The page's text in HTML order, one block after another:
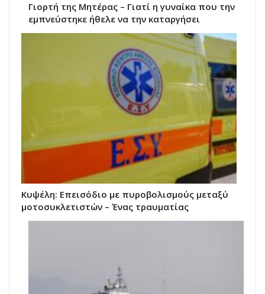
Γιορτή της Μητέρας – Γιατί η γυναίκα που την
εμπνεύστηκε ήθελε να την καταργήσει
Κυψέλη: Επεισόδιο με πυροβολισμούς μεταξύ
μοτοσυκλετιστών – Ένας τραυματίας